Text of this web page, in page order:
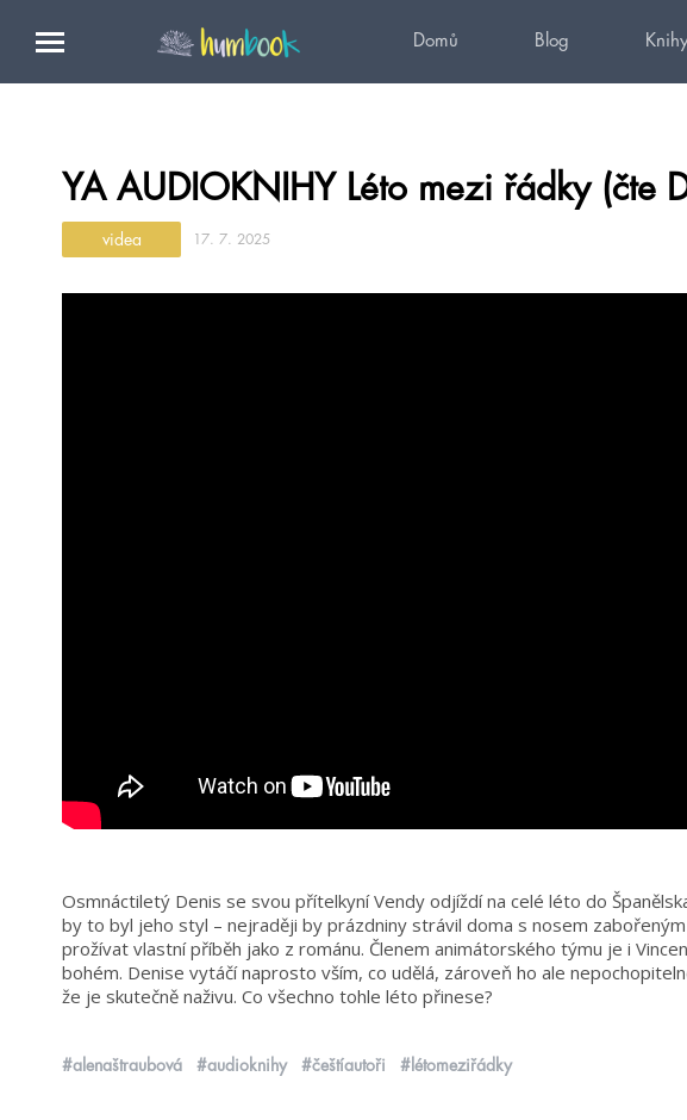
Domů Blog Knihy
YA AUDIOKNIHY Léto mezi řádky (čte
videa 17. 7. 2025
Osmnáctiletý Denis se svou přítelkyní Vendy odjíždí na celé léto do
by to byl jeho styl – nejraději by prázdniny strávil doma s nosem
prožívat vlastní příběh jako z románu. Členem animátorského týmu je i
bohém. Denise vytáčí naprosto vším, co udělá, zároveň ho ale
že je skutečně naživu. Co všechno tohle léto přinese?
#alenaštraubová #audioknihy #češtíautoři #létomeziřádky